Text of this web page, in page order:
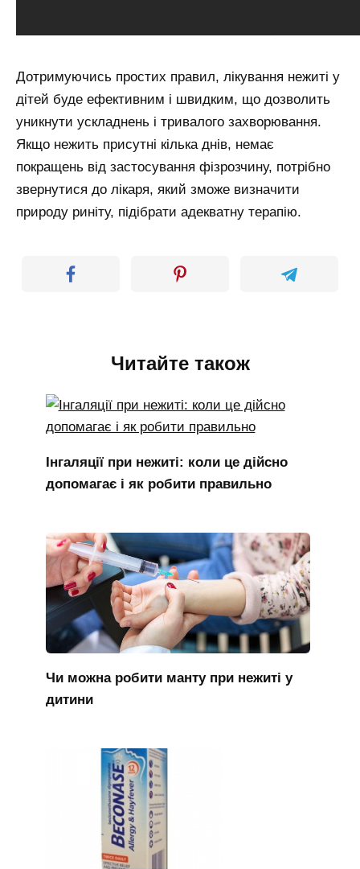
Дотримуючись простих правил, лікування нежиті у
дітей буде ефективним і швидким, що дозволить
уникнути ускладнень і тривалого захворювання.
Якщо нежить присутні кілька днів, немає
покращень від застосування фізрозчину, потрібно
звернутися до лікаря, який зможе визначити
природу риніту, підібрати адекватну терапію.
Читайте також
Інгаляції при нежиті: коли це дійсно
допомагає і як робити правильно
Чи можна робити манту при нежиті у
дитини